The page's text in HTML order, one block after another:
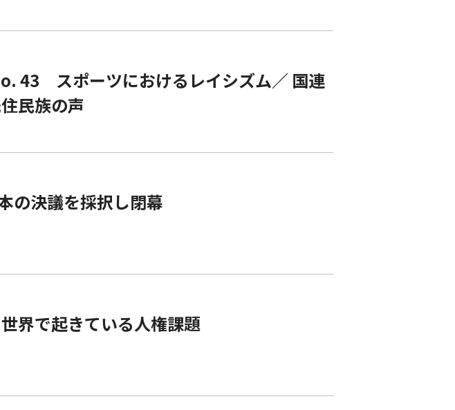
43 スポーツにおけるレイシズム／ 国連
民族の声
の決議を採択し閉幕
界で起きている人権課題